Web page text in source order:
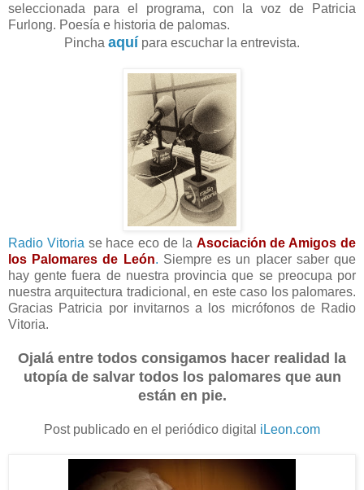
seleccionada para el programa, con la voz de Patricia
Furlong. Poesía e historia de palomas.
Pincha aquí para escuchar la entrevista.
Radio Vitoria se hace eco de la Asociación de Amigos de
los Palomares de León. Siempre es un placer saber que
hay gente fuera de nuestra provincia que se preocupa por
nuestra arquitectura tradicional, en este caso los palomares.
Gracias Patricia por invitarnos a los micrófonos de Radio
Vitoria.
Ojalá entre todos consigamos hacer realidad la
utopía de salvar todos los palomares que aun
están en pie.
Post publicado en el periódico digital iLeon.com